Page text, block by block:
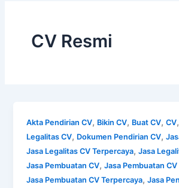
CV Resmi
Akta Pendirian CV, Bikin CV, Buat CV,CV,
Legalitas CV, Dokumen Pendirian CV,
Jasa Legalitas CV Terpercaya,Jasa
Jasa Pembuatan CV,Jasa Pembuatan
Jasa Pembuatan CV Terpercaya,Jasa